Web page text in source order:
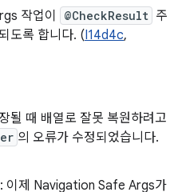
작업이
@CheckResult 주
도록 합니다. (I14d4c,
될 때 배열로 잘못 복원하려고
의 오류가 수정되었습니다.
이제 Navigation Safe Args가